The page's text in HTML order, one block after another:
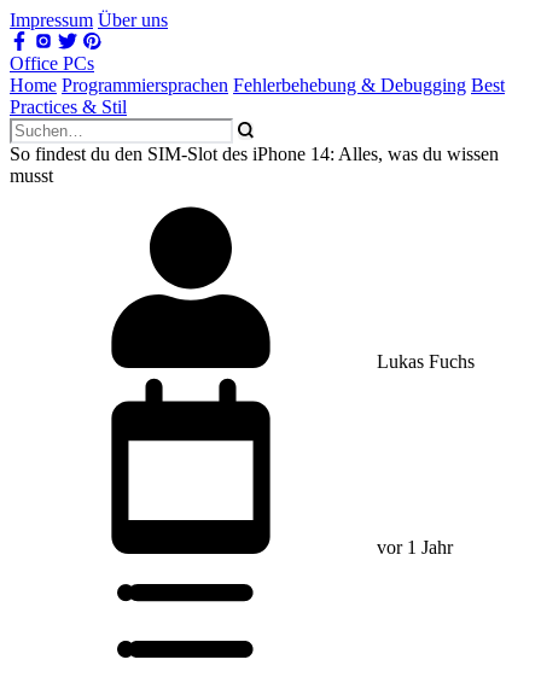
Impressum Über uns
Office PCs
Home Programmiersprachen Fehlerbehebung & Debugging Best
Practices & Stil
So findest du den SIM-Slot des iPhone 14: Alles, was du wissen
musst
Lukas Fuchs
vor 1 Jahr